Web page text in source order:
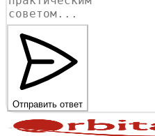
Отправить ответ